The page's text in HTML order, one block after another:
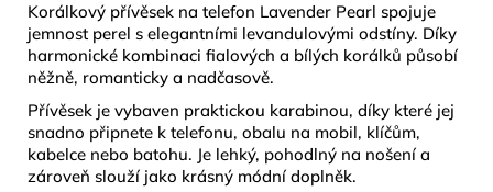
Korálkový přívěsek na telefon Lavender Pearl spojuje
jemnost perel s elegantními levandulovými odstíny. Díky
harmonické kombinaci fialových a bílých korálků působí
něžně, romanticky a nadčasově.
Přívěsek je vybaven praktickou karabinou, díky které jej
snadno připnete k telefonu, obalu na mobil, klíčům,
kabelce nebo batohu. Je lehký, pohodlný na nošení a
zároveň slouží jako krásný módní doplněk.
KRÉM
DO
SOLÁRIA
-
DARK
SUNSHINE
15
ML